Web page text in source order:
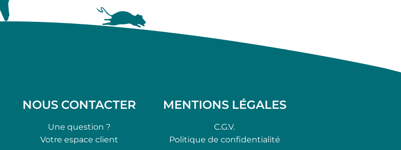
NOUS CONTACTER
Une question ?
Votre espace client
MENTIONS LÉGALES
C.G.V.
Politique de confidentialité